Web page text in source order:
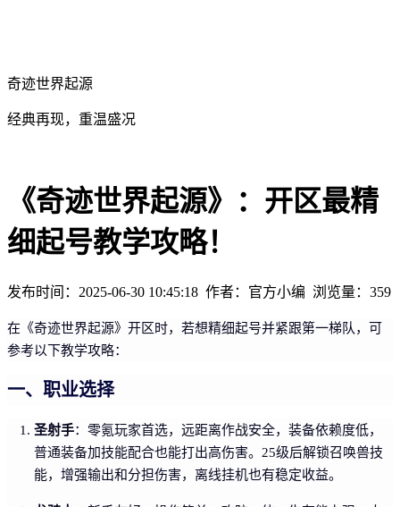
奇迹世界起源
经典再现，重温盛况
《奇迹世界起源》：开区最精
细起号教学攻略！
发布时间：2025-06-30 10:45:18 作者：官方小编 浏览量： 359
在《奇迹世界起源》开区时，若想精细起号并紧跟第一梯队，可
参考以下教学攻略：
一、职业选择
圣射手：零氪玩家首选，远距离作战安全，装备依赖度低，
普通装备加技能配合也能打出高伤害。25级后解锁召唤兽技
能，增强输出和分担伤害，离线挂机也有稳定收益。